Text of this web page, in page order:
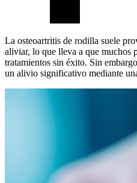
La osteoartritis de rodilla suele
aliviar, lo que lleva a que muchos
tratamientos sin éxito. Sin
un alivio significativo mediante